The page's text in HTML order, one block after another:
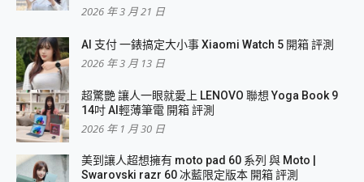
2026 年 3 月 21 日
AI 支付 一錶搞定大小事 Xiaomi Watch 5 開箱 評測
2026 年 3 月 13 日
超驚艷 讓人一眼就愛上 LENOVO 聯想 Yoga Book 9
14吋 AI輕薄筆電 開箱 評測
2026 年 1 月 30 日
美到讓人超想擁有 moto pad 60 系列 與 Moto |
Swarovski razr 60 冰藍限定版本 開箱 評測